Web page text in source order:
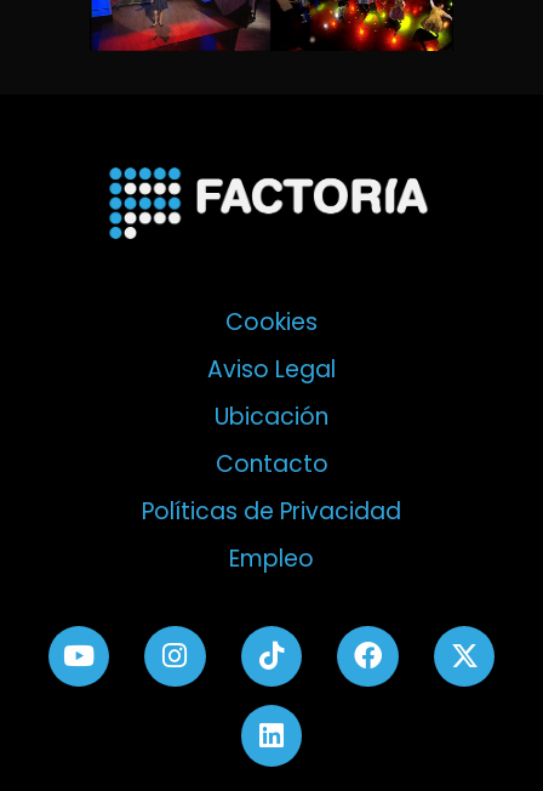
Cookies
Aviso Legal
Ubicación
Contacto
Políticas de Privacidad
Empleo